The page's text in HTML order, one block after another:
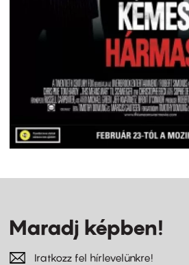
Maradj képben!
Iratkozz fel hírlevelünkre!